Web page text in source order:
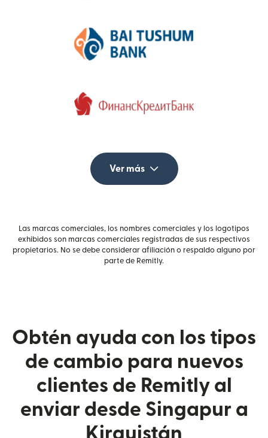
Ver más
Las marcas comerciales, los nombres comerciales y los logotipos
exhibidos son marcas comerciales registradas de sus respectivos
propietarios. No se debe considerar afiliación o respaldo alguno por
parte de Remitly.
Obtén ayuda con los tipos
de cambio para nuevos
clientes de Remitly al
enviar desde Singapur a
Kirguistán